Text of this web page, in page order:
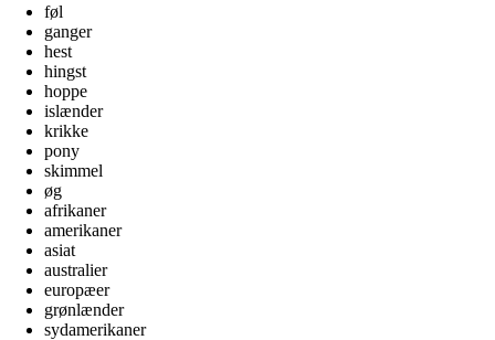
føl
ganger
hest
hingst
hoppe
islænder
krikke
pony
skimmel
øg
afrikaner
amerikaner
asiat
australier
europæer
grønlænder
sydamerikaner